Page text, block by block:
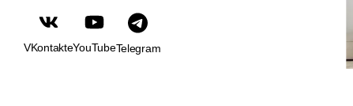
VKontakteYouTubeTelegram